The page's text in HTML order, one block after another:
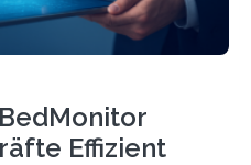
Effizient